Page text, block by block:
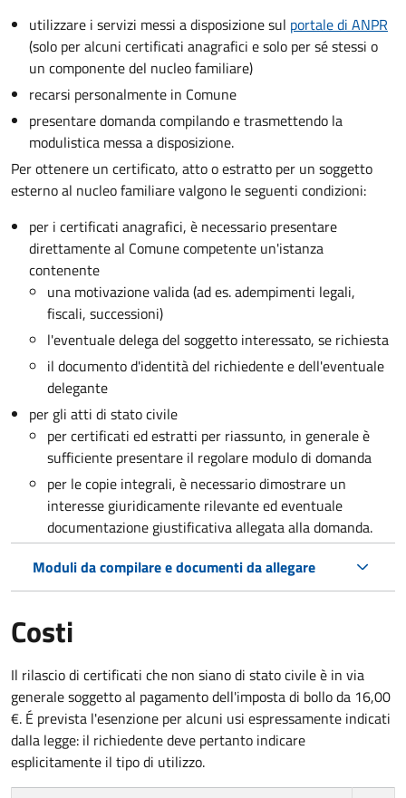
utilizzare i servizi messi a disposizione sul portale di ANPR
(solo per alcuni certificati anagrafici e solo per sé stessi o
un componente del nucleo familiare)
recarsi personalmente in Comune
presentare domanda compilando e trasmettendo la
modulistica messa a disposizione.
Per ottenere un certificato, atto o estratto per un soggetto
esterno al nucleo familiare valgono le seguenti condizioni:
per i certificati anagrafici, è necessario presentare
direttamente al Comune competente un'istanza
contenente
una motivazione valida (ad es. adempimenti legali,
fiscali, successioni)
l'eventuale delega del soggetto interessato, se richiesta
il documento d'identità del richiedente e dell'eventuale
delegante
per gli atti di stato civile
per certificati ed estratti per riassunto, in generale è
sufficiente presentare il regolare modulo di domanda
per le copie integrali, è necessario dimostrare un
interesse giuridicamente rilevante ed eventuale
documentazione giustificativa allegata alla domanda.
Moduli da compilare e documenti da allegare
Costi
Il rilascio di certificati che non siano di stato civile è in via
generale soggetto al pagamento dell'imposta di bollo da 16,00
€. É prevista l'esenzione per alcuni usi espressamente indicati
dalla legge: il richiedente deve pertanto indicare
esplicitamente il tipo di utilizzo.